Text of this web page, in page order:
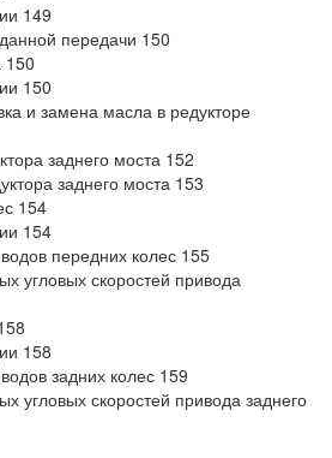
149
передачи 150
150
150
и замена масла в редукторе
заднего моста 152
заднего моста 153
154
154
передних колес 155
угловых скоростей привода
158
задних колес 159
угловых скоростей привода заднего